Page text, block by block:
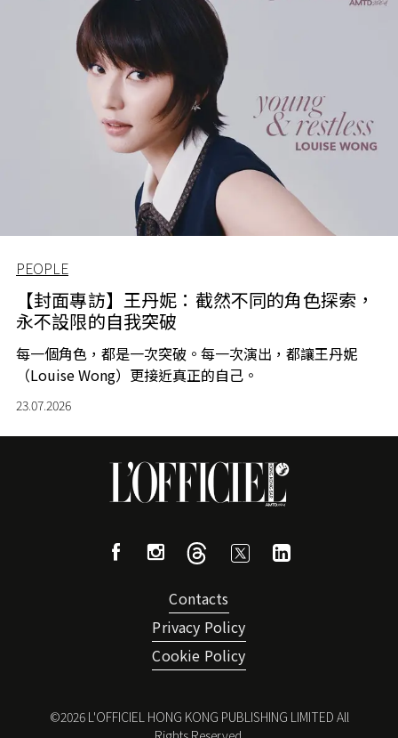
PEOPLE
【封面專訪】王丹妮：截然不同的角色探索，
永不設限的自我突破
每一個角色，都是一次突破。每一次演出，都讓王丹妮
（Louise Wong）更接近真正的自己。
23.07.2026
Contacts
Privacy Policy
Cookie Policy
©2026L'OFFICIEL HONG KONG PUBLISHING LIMITED All